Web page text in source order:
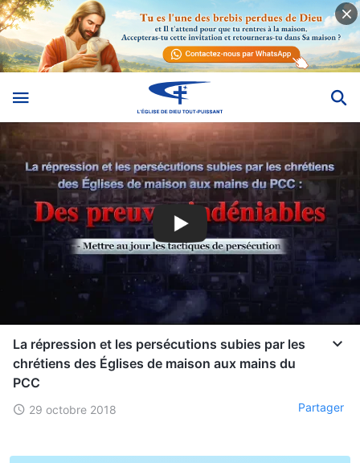
La répression et les persécutions subies par les
chrétiens des Églises de maison aux mains du
PCC
29 octobre 2018 Partager